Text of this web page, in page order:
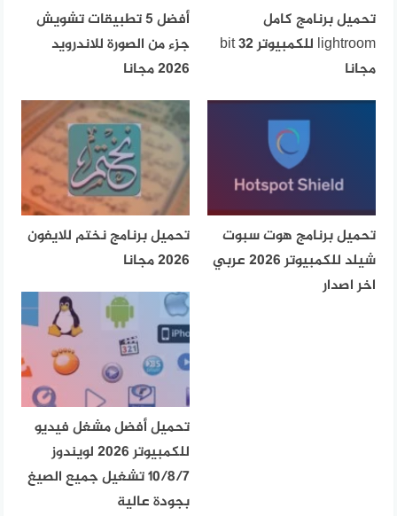
تحميل برنامج كامل
lightroom للكمبيوتر 32 bit
مجانا
أفضل 5 تطبيقات تشويش
جزء من الصورة للاندرويد
2026 مجانا
تحميل برنامج هوت سبوت
شيلد للكمبيوتر 2026 عربي
اخر اصدار
تحميل برنامج نختم للايفون
2026 مجانا
تحميل أفضل مشغل فيديو
للكمبيوتر 2026 لويندوز
10/8/7 تشغيل جميع الصيغ
بجودة عالية